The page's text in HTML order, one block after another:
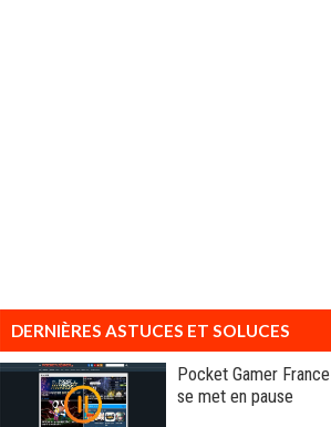
DERNIÈRES ASTUCES ET SOLUCES
Pocket Gamer France
se met en pause